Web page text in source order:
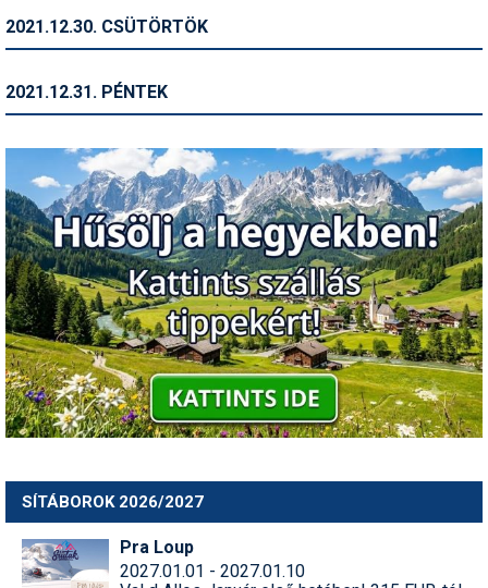
2021.12.30. CSÜTÖRTÖK
2021.12.31. PÉNTEK
SÍTÁBOROK 2026/2027
Pra Loup
2027.01.01 - 2027.01.10